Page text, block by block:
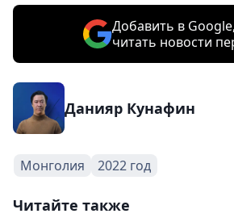
Добавить в
читать новости
Данияр Кунафин
Монголия 2022 год
Читайте также